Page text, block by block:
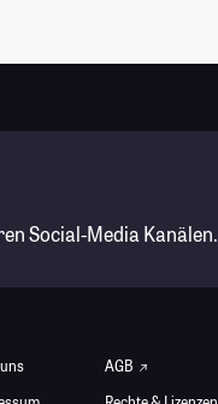
Social-Media Kanälen.
AGB